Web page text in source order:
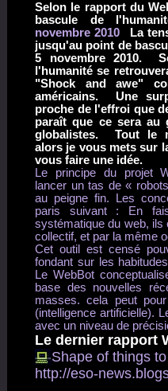
Selon le rapport du
bascule de
novembre 2010.
La
jusqu'au point de
5 novembre 2010.
l'humanité se
"Shock and awe"
américains. Une
proche de l'effroi que
paraît que ce sera au
globalistes. Tout le
alors je vous mets sur
vous faire une idée.
Le principe du projet
lancer un tas de «
au peigne fin. Les
paris suivant : En
systématique du web, ils
collectif, et par la même
Cet outil est censé
fondant sur les
Le WebBot
base des nouvelles
masses. cela peut
(intelligence artificielle).
avec un niveau de
Le dernier rapport
Shape of things
http://eso-